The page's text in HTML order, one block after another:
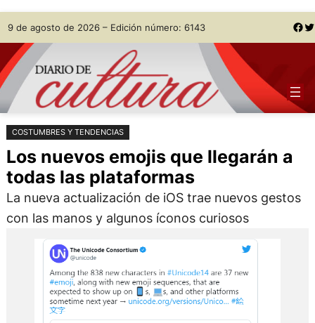
Saltar
al
contenido
Skip
to
content
9 de agosto de 2026 – Edición número: 6143 Facebook Twitter
COSTUMBRES Y TENDENCIAS
Los nuevos emojis que llegarán a
todas las plataformas
La nueva actualización de iOS trae nuevos gestos
con las manos y algunos íconos curiosos